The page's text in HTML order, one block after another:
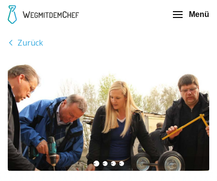
Menü
Zurück